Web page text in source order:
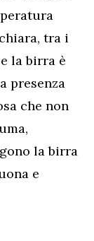
tra i
la birra è
presenza
che non
la birra
e